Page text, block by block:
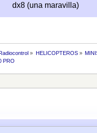
dx8 (una maravilla)
» HELICOPTEROS»
PRO